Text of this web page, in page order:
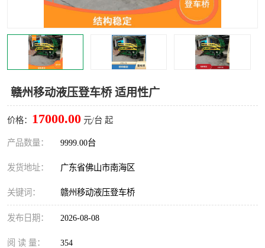
赣州移动液压登车桥 适用性广
价格： 17000.00 元/台 起
产品数量： 9999.00台
发货地址： 广东省佛山市南海区
关键词： 赣州移动液压登车桥
发布日期： 2026-08-08
阅 读 量： 354